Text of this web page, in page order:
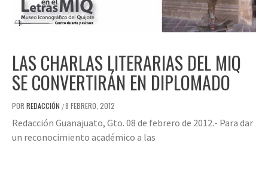
LAS CHARLAS LITERARIAS DEL MIQ
SE CONVERTIRÁN EN DIPLOMADO
POR REDACCIÓN /8 FEBRERO, 2012
Redacción Guanajuato, Gto. 08 de febrero de 2012.- Para dar
un reconocimiento académico a las